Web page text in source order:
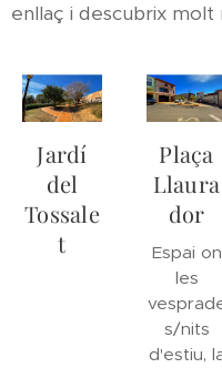
enllaç i descubrix molt
Jardí
del
Tossale
t
Plaça
Llaura
dor
Espai on
les
s/nits
d'estiu,